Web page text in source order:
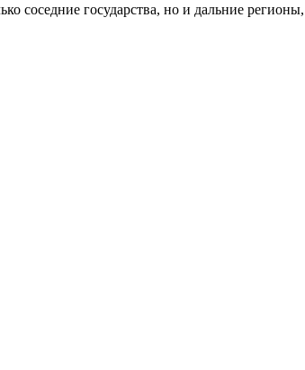
государства, но и дальние